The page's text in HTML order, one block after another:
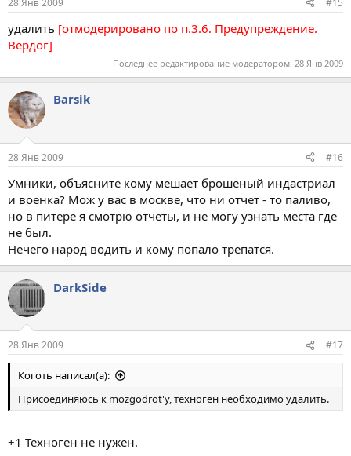
удалить [отмодерировано по п.3.6. Предупреждение.
Вердог]
Последнее редактирование модератором: 28 Янв 2009
Barsik
28 Янв 2009 #16
Умники, объясните кому мешает брошеный индастриал
и военка? Мож у вас в москве, что ни отчет - то паливо,
но в питере я смотрю отчеты, и не могу узнать места где
не был.
Нечего народ водить и кому попало трепатся.
DarkSide
28 Янв 2009 #17
Коготь написал(а):
Присоединяюсь к mozgodrot'у, техноген необходимо удалить.
+1 Техноген не нужен.